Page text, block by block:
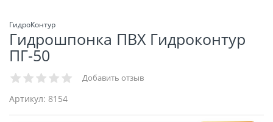
ГидроКонтур
Гидрошпонка ПВХ Гидроконтур
ПГ-50
Добавить отзыв
Артикул: 8154